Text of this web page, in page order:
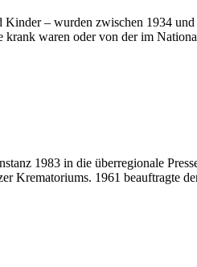
– wurden zwischen 1934
waren oder von der im
1983 in die überregionale
1961 beauftragte